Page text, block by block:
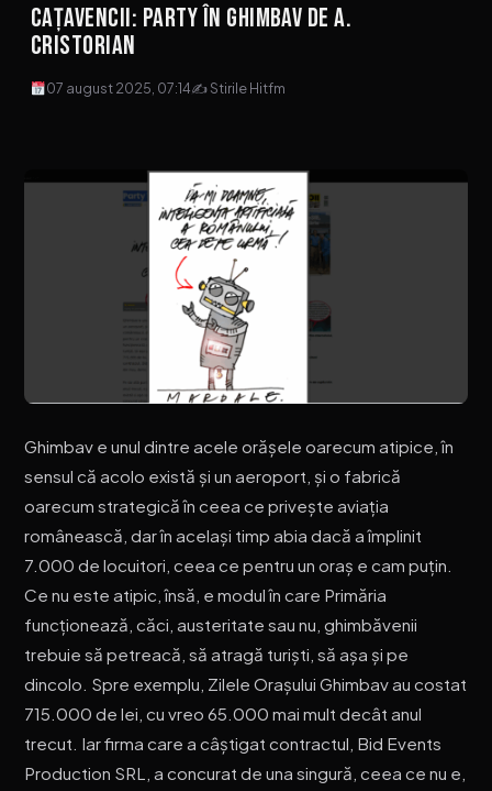
Cațavencii: Party în Ghimbav de A.
Cristorian
07 august 2025, 07:14✍ Stirile Hitfm
Ghimbav e unul dintre acele orășele oarecum atipice, în
sensul că acolo există și un aeroport, și o fabrică
oarecum strategică în ceea ce privește aviația
românească, dar în același timp abia dacă a împlinit
7.000 de locuitori, ceea ce pentru un oraș e cam puțin.
Ce nu este atipic, însă, e modul în care Primăria
funcționează, căci, austeritate sau nu, ghimbăvenii
trebuie să petreacă, să atragă turiști, să așa și pe
dincolo. Spre exemplu, Zilele Orașului Ghimbav au costat
715.000 de lei, cu vreo 65.000 mai mult decât anul
trecut. Iar firma care a câștigat contractul, Bid Events
Production SRL, a concurat de una singură, ceea ce nu e,